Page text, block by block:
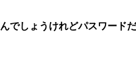
でしょうけれどパスワード